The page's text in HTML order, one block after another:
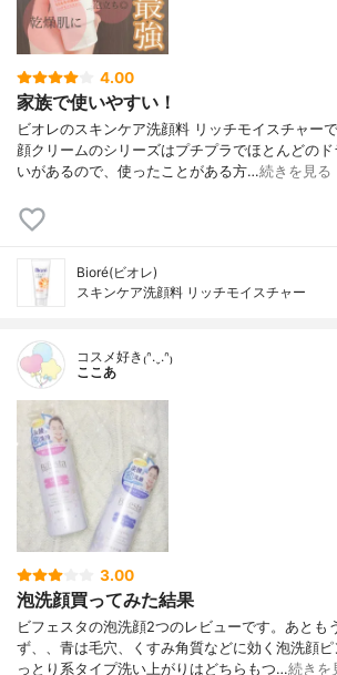
4.00
家族で使いやすい！
ビオレのスキンケア洗顔料 リッチモイスチャー
顔クリームのシリーズはプチプラでほとんどの
いがあるので、使ったことがある方…続きを見る
Bioré(ビオレ)
スキンケア洗顔料 リッチモイスチャー
コスメ好き₍ᐢ.ˬ.ᐢ₎
ここあ
3.00
泡洗顔買ってみた結果
ビフェスタの泡洗顔2つのレビューです。あとも
ず、、青は毛穴、くすみ角質などに効く泡洗顔
っとり系タイプ洗い上がりはどちらもつ…続きを